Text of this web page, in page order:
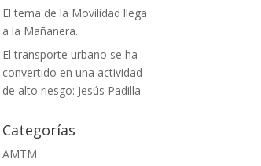
El tema de la Movilidad llega
a la Mañanera.
El transporte urbano se ha
convertido en una actividad
de alto riesgo: Jesús Padilla
Categorías
AMTM